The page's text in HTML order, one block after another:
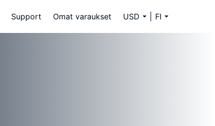
Support Omat varaukset USD FI